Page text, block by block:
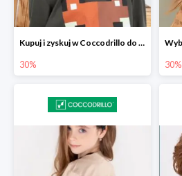
Kupuj i zyskuj w Coccodrillo do -30%
30% 30%